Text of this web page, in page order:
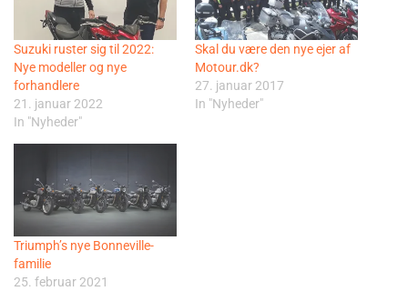
Suzuki ruster sig til 2022:
Nye modeller og nye
forhandlere
21. januar 2022
In "Nyheder"
Skal du være den nye ejer af
Motour.dk?
27. januar 2017
In "Nyheder"
Triumph’s nye Bonneville-
familie
25. februar 2021